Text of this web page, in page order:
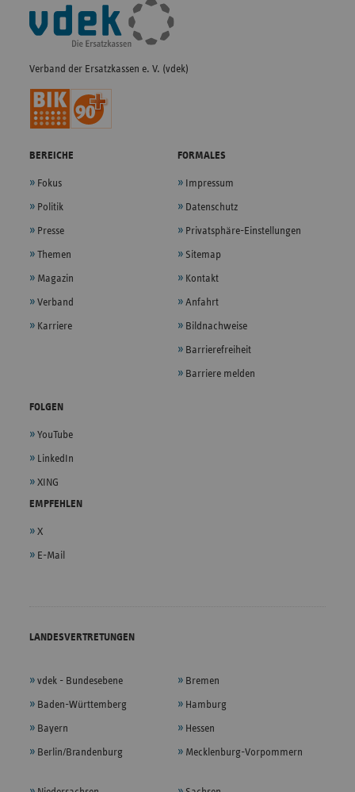
Fußleisten-
Navigation
Verband der Ersatzkassen e. V. (vdek)
BEREICHE
Fokus
Politik
Presse
Themen
Magazin
Verband
Karriere
FORMALES
Impressum
Datenschutz
Privatsphäre-Einstellungen
Sitemap
Kontakt
Anfahrt
Bildnachweise
Barrierefreiheit
Barriere melden
FOLGEN
YouTube
LinkedIn
XING
EMPFEHLEN
X
E-Mail
LANDESVERTRETUNGEN
vdek - Bundesebene
Baden-Württemberg
Bayern
Berlin/Brandenburg
Bremen
Hamburg
Hessen
Mecklenburg-Vorpommern